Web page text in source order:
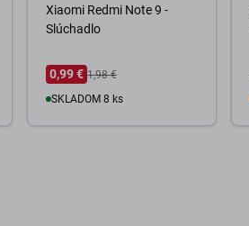
Xiaomi Redmi Note 9 -
Slúchadlo
0,99 € 1,98 €
SKLADOM 8 ks